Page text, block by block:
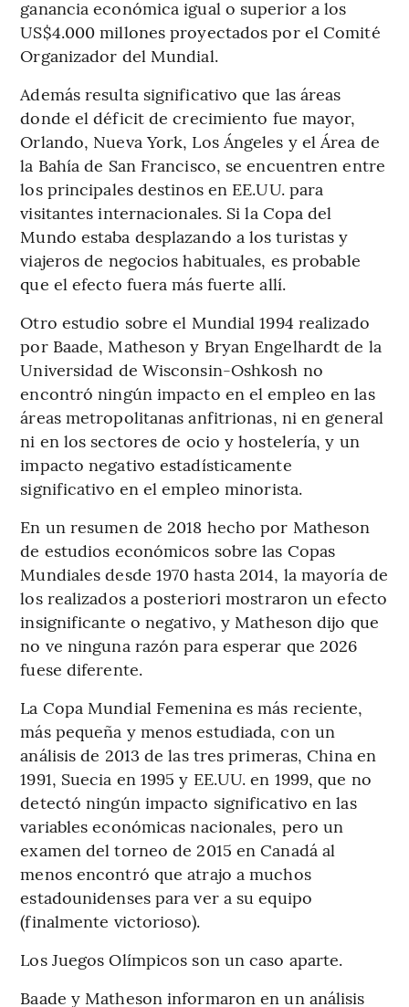
ganancia económica igual o superior a los
US$4.000 millones proyectados por el Comité
Organizador del Mundial.
Además resulta significativo que las áreas
donde el déficit de crecimiento fue mayor,
Orlando, Nueva York, Los Ángeles y el Área de
la Bahía de San Francisco, se encuentren entre
los principales destinos en EE.UU. para
visitantes internacionales. Si la Copa del
Mundo estaba desplazando a los turistas y
viajeros de negocios habituales, es probable
que el efecto fuera más fuerte allí.
Otro estudio sobre el Mundial 1994 realizado
por Baade, Matheson y Bryan Engelhardt de la
Universidad de Wisconsin-Oshkosh no
encontró ningún impacto en el empleo en las
áreas metropolitanas anfitrionas, ni en general
ni en los sectores de ocio y hostelería, y un
impacto negativo estadísticamente
significativo en el empleo minorista.
En un resumen de 2018 hecho por Matheson
de estudios económicos sobre las Copas
Mundiales desde 1970 hasta 2014, la mayoría de
los realizados a posteriori mostraron un efecto
insignificante o negativo, y Matheson dijo que
no ve ninguna razón para esperar que 2026
fuese diferente.
La Copa Mundial Femenina es más reciente,
más pequeña y menos estudiada, con un
análisis de 2013 de las tres primeras, China en
1991, Suecia en 1995 y EE.UU. en 1999, que no
detectó ningún impacto significativo en las
variables económicas nacionales, pero un
examen del torneo de 2015 en Canadá al
menos encontró que atrajo a muchos
estadounidenses para ver a su equipo
(finalmente victorioso).
Los Juegos Olímpicos son un caso aparte.
Baade y Matheson informaron en un análisis